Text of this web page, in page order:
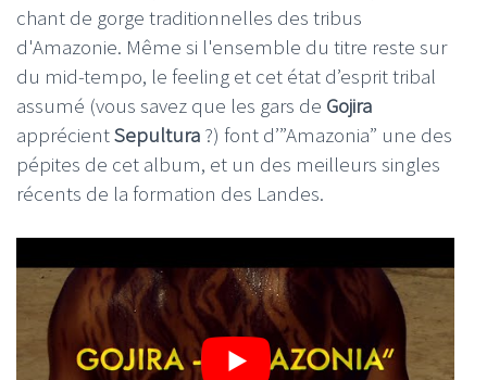
chant de gorge traditionnelles des tribus
d'Amazonie. Même si l'ensemble du titre reste sur
du mid-tempo, le feeling et cet état d’esprit tribal
assumé (vous savez que les gars de Gojira
apprécientSepultura ?) font d’”Amazonia” une des
pépites de cet album, et un des meilleurs singles
récents de la formation des Landes.